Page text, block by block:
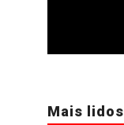
Mais lidos